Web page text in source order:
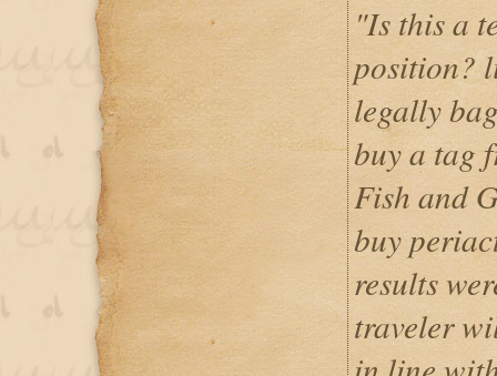
"Is this a
position?
legally
buy a tag
Fish and
buy
results
traveler